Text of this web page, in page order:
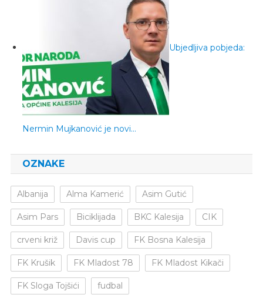
Ubjedljiva pobjeda:
Nermin Mujkanović je novi…
OZNAKE
Albanija Alma Kamerić Asim Gutić
Asim Pars Biciklijada BKC Kalesija CIK
crveni križ Davis cup FK Bosna Kalesija
FK Krušik FK Mladost 78 FK Mladost Kikači
FK Sloga Tojšići fudbal